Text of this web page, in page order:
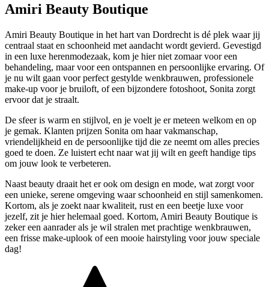
Amiri Beauty Boutique
Amiri Beauty Boutique in het hart van Dordrecht is dé plek waar jij
centraal staat en schoonheid met aandacht wordt gevierd. Gevestigd
in een luxe herenmodezaak, kom je hier niet zomaar voor een
behandeling, maar voor een ontspannen en persoonlijke ervaring. Of
je nu wilt gaan voor perfect gestylde wenkbrauwen, professionele
make-up voor je bruiloft, of een bijzondere fotoshoot, Sonita zorgt
ervoor dat je straalt.
De sfeer is warm en stijlvol, en je voelt je er meteen welkom en op
je gemak. Klanten prijzen Sonita om haar vakmanschap,
vriendelijkheid en de persoonlijke tijd die ze neemt om alles precies
goed te doen. Ze luistert echt naar wat jij wilt en geeft handige tips
om jouw look te verbeteren.
Naast beauty draait het er ook om design en mode, wat zorgt voor
een unieke, serene omgeving waar schoonheid en stijl samenkomen.
Kortom, als je zoekt naar kwaliteit, rust en een beetje luxe voor
jezelf, zit je hier helemaal goed. Kortom, Amiri Beauty Boutique is
zeker een aanrader als je wil stralen met prachtige wenkbrauwen,
een frisse make-uplook of een mooie hairstyling voor jouw speciale
dag!